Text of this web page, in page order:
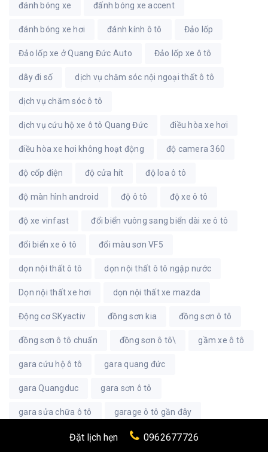
đánh bóng xe đấnh bóng xe accent
đánh bóng xe hơi đánh kính ô tô Đảo lốp
Đảo lốp xe ở Quang Đức Auto Đảo lốp xe ô tô
dây đi số dịch vụ chăm sóc nội ngoại thất ô tô
dịch vụ chăm sóc ô tô
dịch vụ cứu hộ xe ô tô Quang Đức điều hòa xe hơi
điều hòa xe hơi không hoạt động độ camera 360
độ cốp điện độ cửa hít độ loa ô tô
độ màn hình android độ ô tô độ xe ô tô
độ xe vinfast đổi biển vuông sang biển dài xe ô tô
đổi biển xe ô tô đổi màu sơn VF5
dọn nội thất ô tô dọn nội thất ô tô ngập nước
Dọn nội thất xe hơi dọn nội thất xe mazda
Động cơ SKyactiv đồng sơn kia đồng sơn ô tô
đồng sơn ô tô chuẩn đồng sơn ô tô\ gầm xe ô tô
gara cứu hộ ô tô gara quang đức
gara Quangduc gara sơn ô tô
gara sửa chữa ô tô garage ô tô gần đây
Garage Quang Đức garage sơn ô tô
Đặt lịch hẹn 0962677726